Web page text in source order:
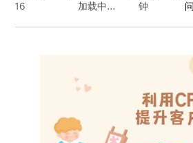
16
量
钟
问